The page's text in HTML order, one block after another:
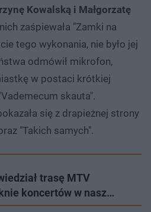
Kowalską i Małgorzatę
zaśpiewała "Zamki na
tego wykonania, nie było jej
odmówił mikrofon,
w postaci krótkiej
skauta".
się z drapieżnej strony
"Takich samych".
trasę MTV
koncertów w nasz…